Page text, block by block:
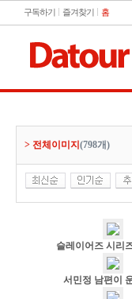
구독하기 즐겨찾기 홈
> 전체이미지 (798개)
슬레이어즈 시리
서민정 남편이